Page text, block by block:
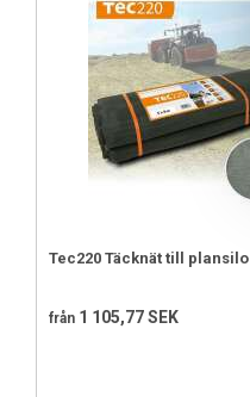
Tec220 Täcknät till plansilo
från 1 105,77 SEK